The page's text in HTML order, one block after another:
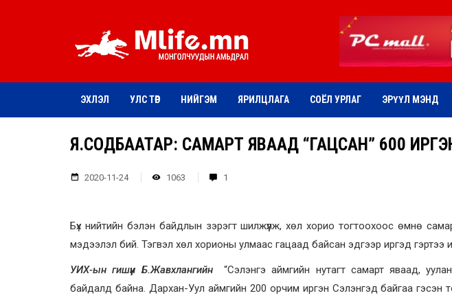
ЭХЛЭЛ УЛС ТӨР НИЙГЭМ ЯРИЛЦЛАГА СОЁЛ УРЛАГ ЭРҮҮЛ МЭНД
Я.СОДБААТАР: САМАРТ ЯВААД “ГАЦСАН” 600 ИРГЭН
2020-11-24 1063 1
Бүх нийтийн бэлэн байдлын зэрэгт шилжүүлж, хөл хорио тогтоохоос өмнө
мэдээлэл бий. Тэгвэл хөл хорионы улмаас гацаад байсан эдгээр иргэд гэртээ
УИХ-ын гишүүн Б.Жавхлангийн“Сэлэнгэ аймгийн нутагт самарт яваад,
байдалд байна. Дархан-Уул аймгийн 200 орчим иргэн Сэлэнгэд байгаа гэсэн